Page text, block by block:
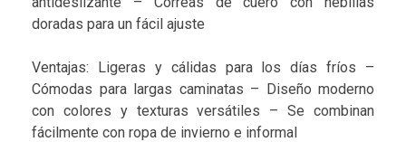
doradas para un fácil ajuste
Ventajas: Ligeras y cálidas para los días fríos –
Cómodas para largas caminatas – Diseño moderno
con colores y texturas versátiles – Se combinan
fácilmente con ropa de invierno e informal